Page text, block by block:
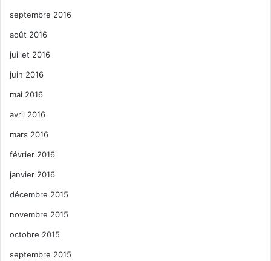
septembre 2016
août 2016
juillet 2016
juin 2016
mai 2016
avril 2016
mars 2016
février 2016
janvier 2016
décembre 2015
novembre 2015
octobre 2015
septembre 2015